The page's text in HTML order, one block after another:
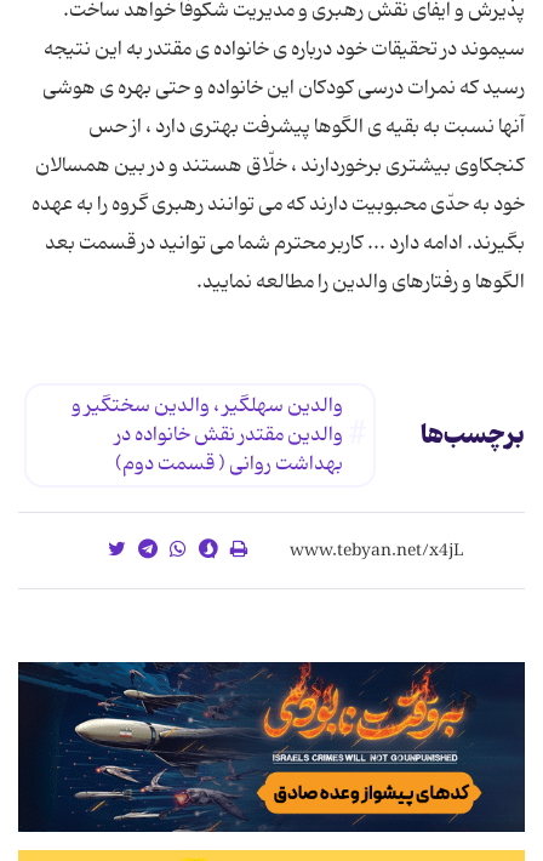
پذیرش و ایفای نقش رهبری و مدیریت شكوفا خواهد ساخت.
سیموند در تحقیقات خود درباره ی خانواده ی مقتدر به این نتیجه
رسید كه نمرات درسی كودكان این خانواده و حتی بهره ی هوشی
آنها نسبت به بقیه ی الگوها پیشرفت بهتری دارد ، از حس
كنجكاوی بیشتری برخوردارند ، خلّاق هستند و در بین همسالان
خود به حدّی محبوبیت دارند كه می توانند رهبری گروه را به عهده
بگیرند. ادامه دارد ... كاربر محترم شما می توانید در قسمت بعد
الگوها و رفتارهای والدین را مطالعه نمایید.
برچسب‌ها
والدین سهلگیر ، والدین سختگیر و
والدین مقتدر نقش خانواده در
بهداشت روانی ( قسمت دوم)